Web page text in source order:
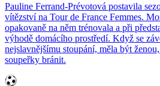
Pauline Ferrand-Prévotová postavila
vítězství na Tour de France Femmes.
opakovaně na něm trénovala a při
výhodě domácího prostředí. Když se
nejslavnějšímu stoupání, měla být
soupeřky bránit.